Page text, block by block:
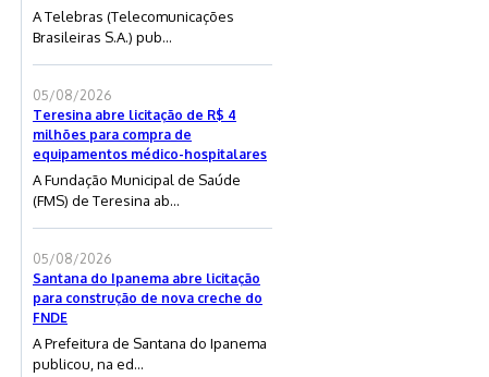
A Telebras (Telecomunicações
Brasileiras S.A.) pub...
05/08/2026
Teresina abre licitação de R$ 4
milhões para compra de
equipamentos médico-hospitalares
A Fundação Municipal de Saúde
(FMS) de Teresina ab...
05/08/2026
Santana do Ipanema abre licitação
para construção de nova creche do
FNDE
A Prefeitura de Santana do Ipanema
publicou, na ed...